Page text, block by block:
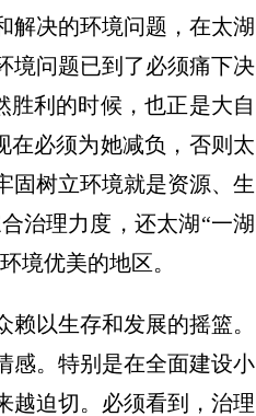
解决的环境问题，在太湖
境问题已到了必须痛下决
利的时候，也正是大自
在必须为她减负，否则太
固树立环境就是资源、生
治理力度，还太湖“一湖
境优美的地区。
以生存和发展的摇篮。
感。特别是在全面建设小
越迫切。必须看到，治理